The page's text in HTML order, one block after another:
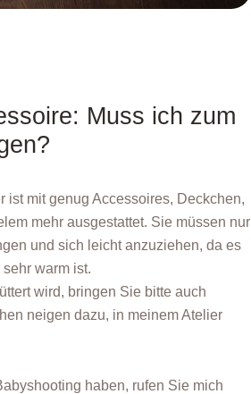
Muss ich zum
ist mit genug Accessoires, Deckchen,
mehr ausgestattet. Sie müssen nur
und sich leicht anzuziehen, da es
warm ist.
wird, bringen Sie bitte auch
neigen dazu, in meinem Atelier
haben, rufen Sie mich